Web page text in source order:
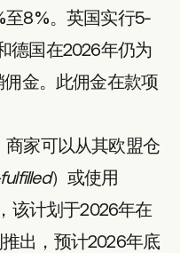
至8%。英国实行5-
德国在2026年仍为
金。此佣金在款项
商家可以从其欧盟仓
）或使用
该计划于2026年在
出，预计2026年底